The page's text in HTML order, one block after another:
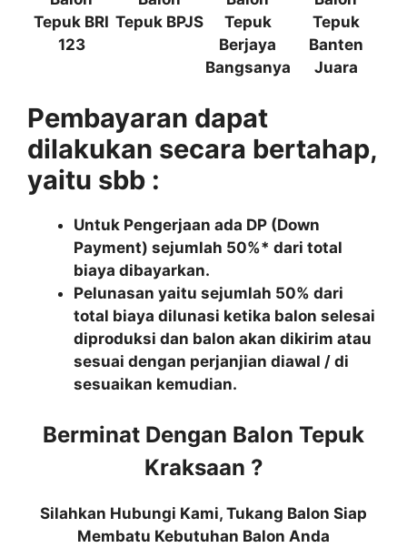
Tepuk BRI
123
Tepuk BPJS
Tepuk
Berjaya
Bangsanya
Tepuk
Banten
Juara
Pembayaran dapat
dilakukan secara bertahap,
yaitu sbb :
Untuk Pengerjaan ada DP (Down
Payment) sejumlah 50%* dari total
biaya dibayarkan.
Pelunasan yaitu sejumlah 50% dari
total biaya dilunasi ketika balon selesai
diproduksi dan balon akan dikirim atau
sesuai dengan perjanjian diawal / di
sesuaikan kemudian.
Berminat Dengan Balon Tepuk
Kraksaan ?
Silahkan Hubungi Kami, Tukang Balon Siap
Membatu Kebutuhan Balon Anda